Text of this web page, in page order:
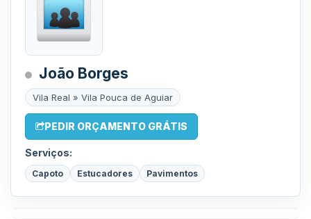
João Borges
Vila Real » Vila Pouca de Aguiar
PEDIR ORÇAMENTO GRÁTIS
Serviços:
Capoto Estucadores Pavimentos